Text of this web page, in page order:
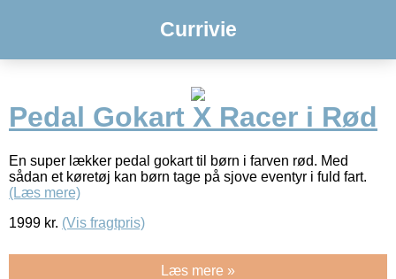
Currivie
Pedal Gokart X Racer i Rød
En super lækker pedal gokart til børn i farven rød. Med
sådan et køretøj kan børn tage på sjove eventyr i fuld fart.
(Læs mere)
1999 kr. (Vis fragtpris)
Læs mere »